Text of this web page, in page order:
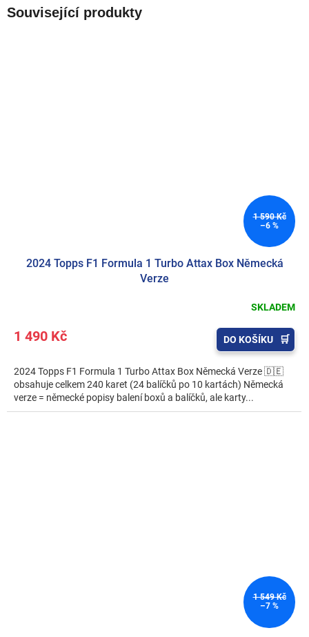
Související produkty
1 590 Kč
–6 %
2024 Topps F1 Formula 1 Turbo Attax Box Německá
Verze
SKLADEM
1 490 Kč DO KOŠÍKU
2024 Topps F1 Formula 1 Turbo Attax Box Německá Verze 🇩🇪
obsahuje celkem 240 karet (24 balíčků po 10 kartách) Německá
verze = německé popisy balení boxů a balíčků, ale karty...
1 549 Kč
–7 %